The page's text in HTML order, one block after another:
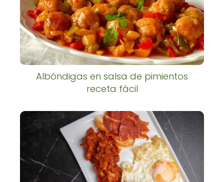
Albóndigas en salsa de pimientos
receta fácil